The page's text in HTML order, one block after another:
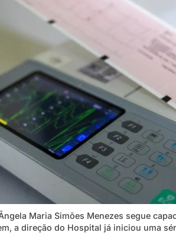
Maria Simões Menezes segue
a direção do Hospital já iniciou uma